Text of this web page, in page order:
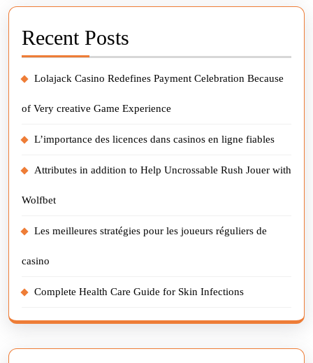
Recent Posts
Lolajack Casino Redefines Payment Celebration Because
of Very creative Game Experience
L’importance des licences dans casinos en ligne fiables
Attributes in addition to Help Uncrossable Rush Jouer with
Wolfbet
Les meilleures stratégies pour les joueurs réguliers de
casino
Complete Health Care Guide for Skin Infections